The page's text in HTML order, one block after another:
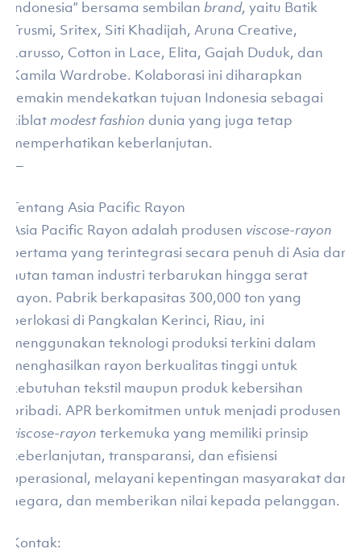
Indonesia” bersama sembilanbrand, yaitu Batik
Trusmi, Sritex, Siti Khadijah, Aruna Creative,
Larusso, Cotton in Lace, Elita, Gajah Duduk, dan
Kamila Wardrobe. Kolaborasi ini diharapkan
semakin mendekatkan tujuan Indonesia sebagai
kiblatmodest fashion dunia yang juga tetap
memperhatikan keberlanjutan.
—
Tentang Asia Pacific Rayon
Asia Pacific Rayon adalah produsen viscose-rayon
pertama yang terintegrasi secara penuh di Asia dari
hutan taman industri terbarukan hingga serat
rayon. Pabrik berkapasitas 300,000 ton yang
berlokasi di Pangkalan Kerinci, Riau, ini
menggunakan teknologi produksi terkini dalam
menghasilkan rayon berkualitas tinggi untuk
kebutuhan tekstil maupun produk kebersihan
pribadi. APR berkomitmen untuk menjadi produsen
viscose-rayon terkemuka yang memiliki prinsip
keberlanjutan, transparansi, dan efisiensi
operasional, melayani kepentingan masyarakat dan
negara, dan memberikan nilai kepada pelanggan.
Kontak: